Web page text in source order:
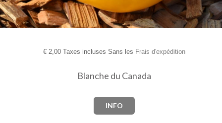
€2,00 Taxes incluses Sans les Frais d'expédition
Blanche du Canada
INFO